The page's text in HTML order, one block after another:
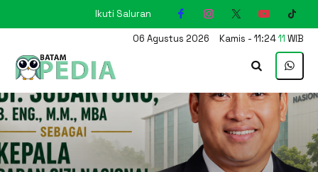
Ikuti Saluran
06 Agustus 2026 Kamis- 11:24 12 WIB